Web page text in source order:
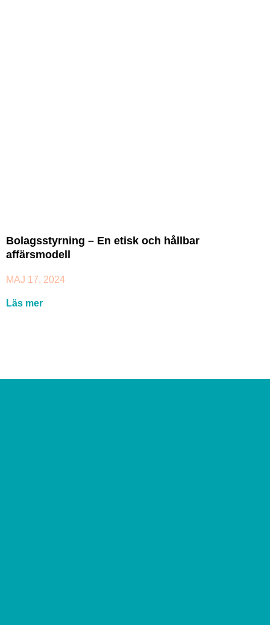
Bolagsstyrning – En etisk och hållbar
affärsmodell
MAJ 17, 2024
Läs mer